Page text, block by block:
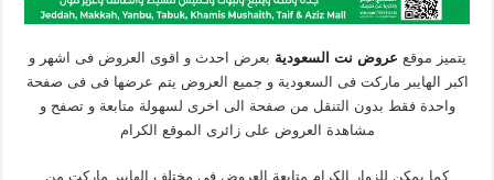
يتميز موقع عروض نت السعوديةبعرض احدث و اقوى العروض فى اشهر و
اكبر الهايبر ماركت فى السعودية و جميع العروض يتم عرضها فى فى صفحة
واحدة فقط بدون التنقل من صفحة الى اخرى لسهولة متابعة و تصفح و
مشاهدة العروض على زائرى الموقع الكرام
كما يمكن للزوار الكرام متابعة العروض فى مختلف الهايبر ماركت من